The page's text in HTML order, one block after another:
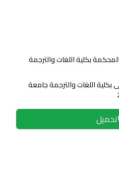
بكلية اللغات والترجمة
بكلية اللغات والترجمة جامعة
تحميل